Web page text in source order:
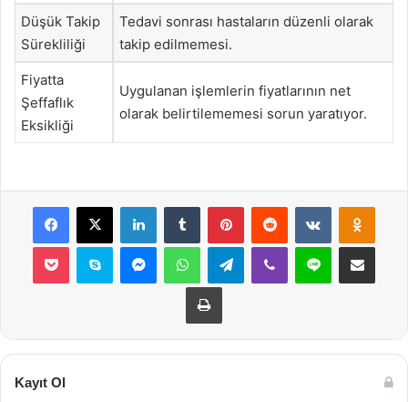
Düşük Takip
Sürekliliği
Tedavi sonrası hastaların düzenli olarak
takip edilmemesi.
Fiyatta
Şeffaflık
Eksikliği
Uygulanan işlemlerin fiyatlarının net
olarak belirtilememesi sorun yaratıyor.
Facebook
X LinkedInTumblr PinterestReddit VKontakte
Pocket Skype MessengerWhatsAppTelegramViber Line E-Posta ile
Yazdır
Kayıt Ol